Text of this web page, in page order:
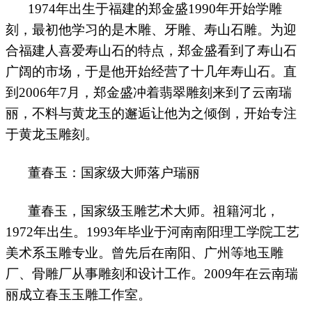
1974年出生于福建的郑金盛1990年开始学雕
刻，最初他学习的是木雕、牙雕、寿山石雕。为迎
合福建人喜爱寿山石的特点，郑金盛看到了寿山石
广阔的市场，于是他开始经营了十几年寿山石。直
到 2006年7 月，郑金盛冲着翡翠雕刻来到了云南瑞
丽，不料与黄龙玉的邂逅让他为之倾倒，开始专注
于黄龙玉雕刻。
董春玉：国家级大师落户瑞丽
董春玉，国家级玉雕艺术大师。祖籍河北，
1972年出生。 1993年毕业于河南南阳理工学院工艺
美术系玉雕专业。曾先后在南阳、广州等地玉雕
厂、骨雕厂从事雕刻和设计工作。 2009年在云南瑞
丽成立春玉玉雕工作室。